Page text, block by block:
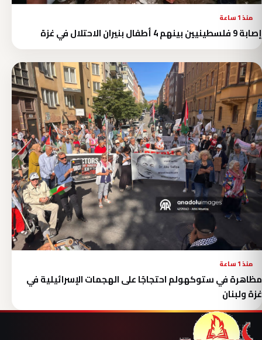
منذ 1 ساعة
إصابة 9 فلسطينيين بينهم 4 أطفال بنيران الاحتلال في غزة
منذ 1 ساعة
مظاهرة في ستوكهولم احتجاجًا على الهجمات الإسرائيلية في
غزة ولبنان